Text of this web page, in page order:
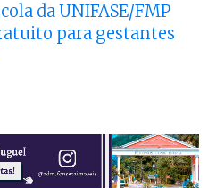
da UNIFASE/FMP
para gestantes